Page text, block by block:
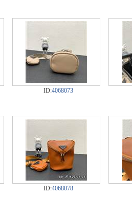
ID:4068073
ID:4068078